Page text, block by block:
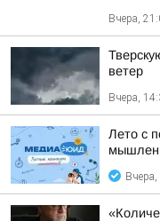
Вчера,
ветер
Вчера,
Лето с